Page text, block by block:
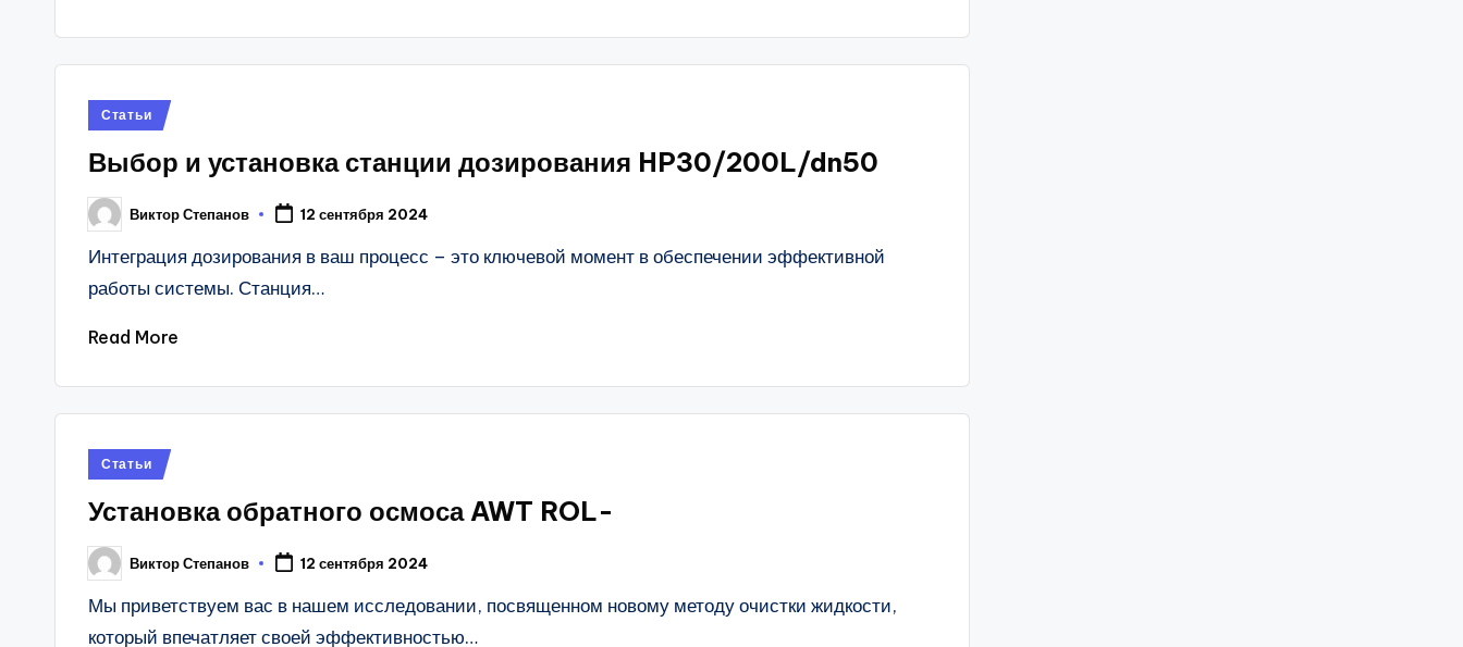
Posted
Статьи
Выбор и установка станции дозирования HP30/200L/dn50
Posted
by
Виктор Степанов 12 сентября 2024
Интеграция дозирования в ваш процесс – это ключевой момент в обеспечении эффективной
работы системы. Станция…
Read More
Posted
Статьи
Установка обратного осмоса AWT ROL-
Posted
by
Виктор Степанов 12 сентября 2024
Мы приветствуем вас в нашем исследовании, посвященном новому методу очистки жидкости,
который впечатляет своей эффективностью…